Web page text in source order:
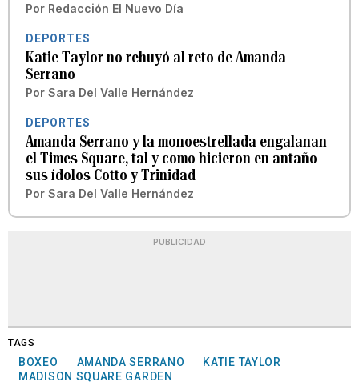
Por Redacción El Nuevo Día
DEPORTES
Katie Taylor no rehuyó al reto de Amanda
Serrano
Por Sara Del Valle Hernández
DEPORTES
Amanda Serrano y la monoestrellada engalanan
el Times Square, tal y como hicieron en antaño
sus ídolos Cotto y Trinidad
Por Sara Del Valle Hernández
PUBLICIDAD
TAGS
BOXEO AMANDA SERRANO
KATIE TAYLOR
MADISON SQUARE GARDEN